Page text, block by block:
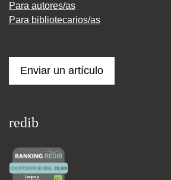
Para autores/as
Para bibliotecarios/as
Enviar un artículo
redib